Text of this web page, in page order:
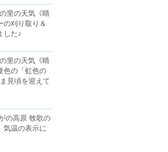
里の天気《晴
の刈り取り＆
した♪
里の天気《晴
色の「虹色の
見頃を迎えて
の高原 牧歌の
気温の表示に